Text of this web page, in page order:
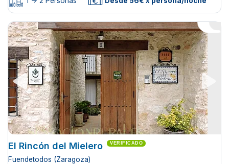
El Rincón del Mielero VERIFICADO
Fuendetodos (Zaragoza)